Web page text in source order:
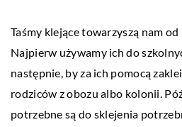
Taśmy klejące towarzyszą nam
Najpierw używamy ich do
następnie, by za ich pomocą
rodziców z obozu albo kolonii.
potrzebne są do sklejenia